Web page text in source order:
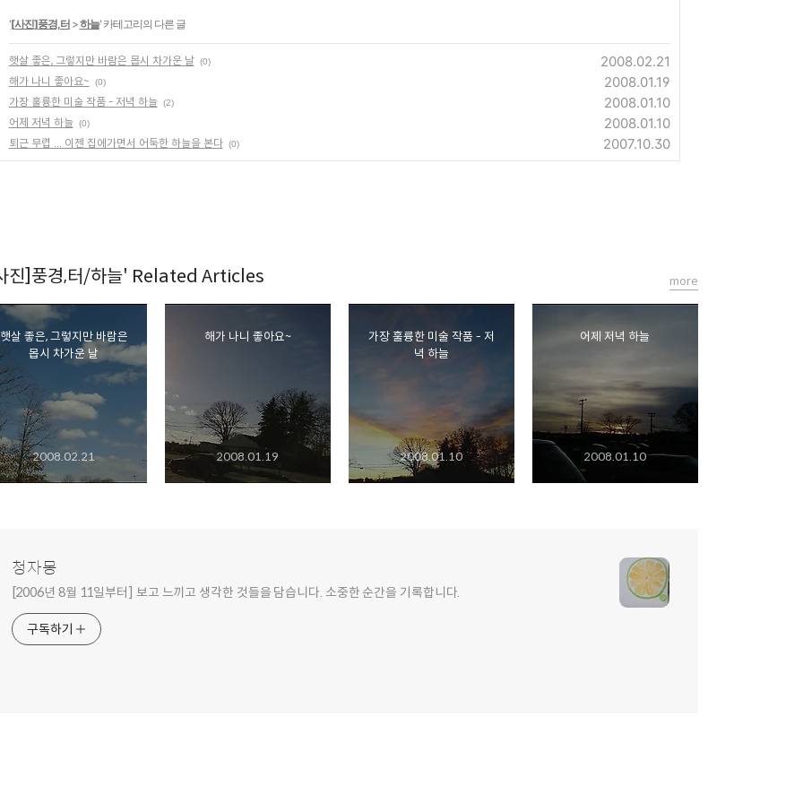
'[사진]풍경,터>하늘' 카테고리의 다른 글
햇살 좋은, 그렇지만 바람은 몹시 차가운 날 (0) 2008.02.21
해가 나니 좋아요~ (0) 2008.01.19
가장 훌륭한 미술 작품 - 저녁 하늘 (2) 2008.01.10
어제 저녁 하늘 (0) 2008.01.10
퇴근 무렵 ... 이젠 집에가면서 어둑한 하늘을 본다 (0) 2007.10.30
진]풍경,터/하늘' Related Articles
햇살 좋은, 그렇지만 바람은
몹시 차가운 날
2008.02.21
해가 나니 좋아요~
2008.01.19
가장 훌륭한 미술 작품 - 저
녁 하늘
2008.01.10
어제 저녁 하늘
2008.01.10
more
청자몽
[2006년 8월 11일부터] 보고 느끼고 생각한 것들을 담습니다. 소중한 순간을 기록합니다.
구독하기